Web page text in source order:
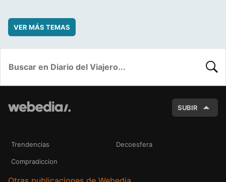
VER MÁS TEMAS
SUBIR
Trendencias Decoesfera
Compradiccion